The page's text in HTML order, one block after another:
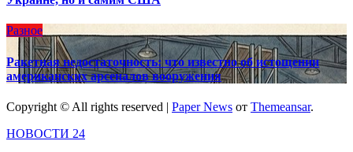
Разное
Ракетная недостаточность: что известно об истощении
американских арсеналов вооружения
Copyright © All rights reserved | Paper News от Themeansar.
НОВОСТИ 24